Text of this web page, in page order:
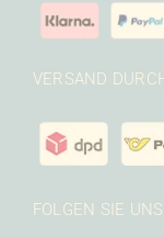
VERSAND
FOLGEN SIE UNS: